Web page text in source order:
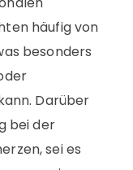
häufig von
besonders
Darüber
bei der
sei es